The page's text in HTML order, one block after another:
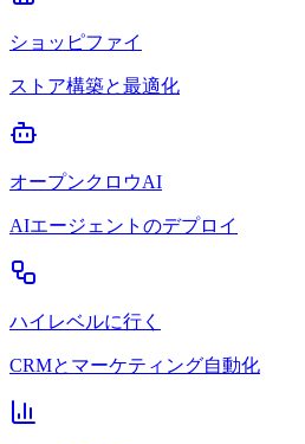
ショッピファイ
ストア構築と最適化
オープンクロウAI
AIエージェントのデプロイ
ハイレベルに行く
CRMとマーケティング自動化